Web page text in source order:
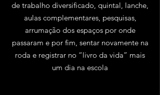
de trabalho diversificado, quintal, lanche,
aulas complementares, pesquisas,
arrumação dos espaços por onde
passaram e por fim, sentar novamente na
roda e registrar no “livro da vida” mais
um dia na escola